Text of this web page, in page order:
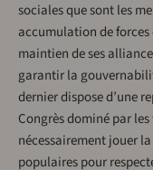
sociales que sont les
accumulation de
maintien de ses
garantir la
dernier dispose d’une
Congrès dominé par
nécessairement jouer
populaires pour